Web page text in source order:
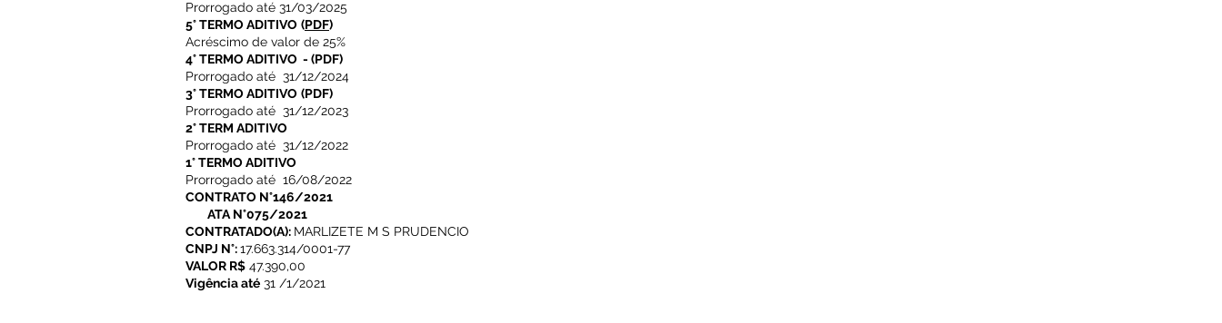
Prorrogado até 31/03/2025
5° TERMO ADITIVO (PDF)
Acréscimo de valor de 25%
4° TERMO ADITIVO - (PDF)
Prorrogado até 31/12/2024
3° TERMO ADITIVO (PDF)
Prorrogado até 31/12/2023
2° TERM ADITIVO
Prorrogado até 31/12/2022
1° TERMO ADITIVO
Prorrogado até 16/08/2022
CONTRATO N°146/2021
ATA N°075/2021
CONTRATADO(A): MARLIZETE M S PRUDENCIO
CNPJ N°:17.663.314/0001-77
VALOR R$ 47.390,00
Vigência até 31 /1/2021